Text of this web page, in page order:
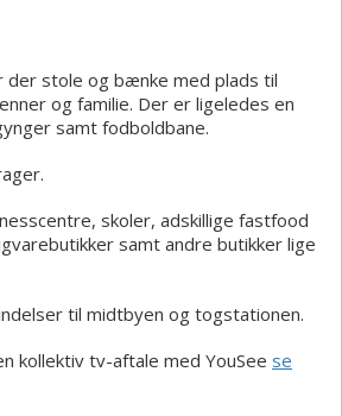
der stole og bænke med plads til
og familie. Der er ligeledes en
samt fodboldbane.
skoler, adskillige fastfood
samt andre butikker lige
til midtbyen og togstationen.
kollektiv tv-aftale med YouSee se